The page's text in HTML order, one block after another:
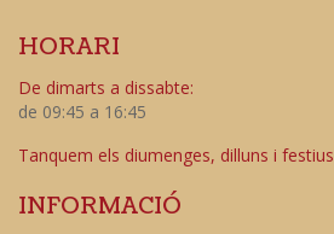
HORARI
De dimarts a dissabte:
de 09:45 a 16:45
Tanquem els diumenges, dilluns i festius
INFORMACIÓ